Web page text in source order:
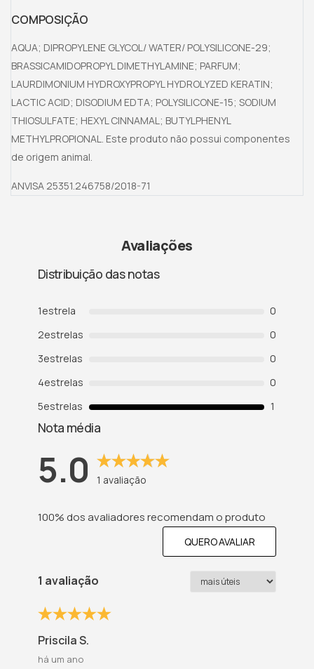
COMPOSIÇÃO
AQUA; DIPROPYLENE GLYCOL/ WATER/ POLYSILICONE-29;
BRASSICAMIDOPROPYL DIMETHYLAMINE; PARFUM;
LAURDIMONIUM HYDROXYPROPYL HYDROLYZED KERATIN;
LACTIC ACID; DISODIUM EDTA; POLYSILICONE-15; SODIUM
THIOSULFATE; HEXYL CINNAMAL; BUTYLPHENYL
METHYLPROPIONAL. Este produto não possui componentes
de origem animal.
ANVISA 25351.246758/2018-71
Avaliações
Distribuição das notas
1estrela
0
2estrelas
0
3estrelas
0
4estrelas
0
5estrelas 1
Nota média
5.0 1 avaliação
100% dos avaliadores recomendam o produto
QUERO AVALIAR
1 avaliação
Priscila S.
há um ano